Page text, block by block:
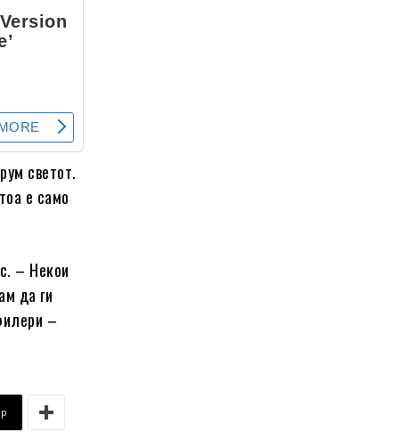
светот.
е само
– Некои
да ги
–